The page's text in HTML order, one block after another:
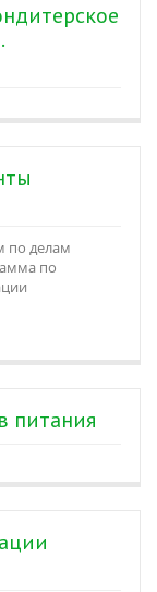
делам
по
питания